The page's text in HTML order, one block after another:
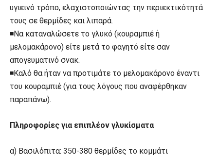
υγιεινό τρόπο, ελαχιστοποιώντας την περιεκτικότητά
τους σε θερμίδες και λιπαρά.
◾Nα καταναλώσετε το γλυκό (κουραμπιέ ή
μελομακάρονο) είτε μετά το φαγητό είτε σαν
απογευματινό σνακ.
◾Καλό θα ήταν να προτιμάτε το μελομακάρονο έναντι
του κουραμπιέ (για τους λόγους που αναφέρθηκαν
παραπάνω).
Πληροφορίες για επιπλέον γλυκίσματα
α) Bασιλόπιτα: 350-380 θερμίδες το κομμάτι